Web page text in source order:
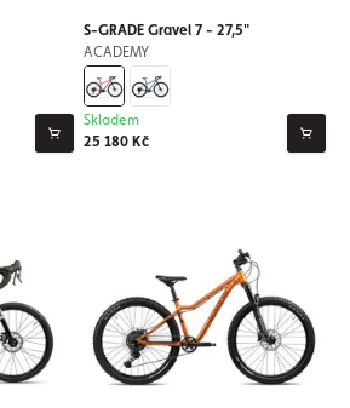
S-GRADE Gravel 7 - 27,5"
ACADEMY
25 180 Kč
Skladem